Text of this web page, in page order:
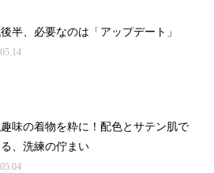
半、必要なのは「アップデート」
味の着物を粋に！配色とサテン肌で
、洗練の佇まい